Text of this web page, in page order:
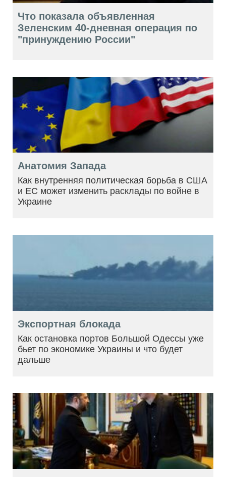
Что показала объявленная
Зеленским 40-дневная операция по
"принуждению России"
Анатомия Запада
Как внутренняя политическая борьба в США
и ЕС может изменить расклады по войне в
Украине
Экспортная блокада
Как остановка портов Большой Одессы уже
бьет по экономике Украины и что будет
дальше